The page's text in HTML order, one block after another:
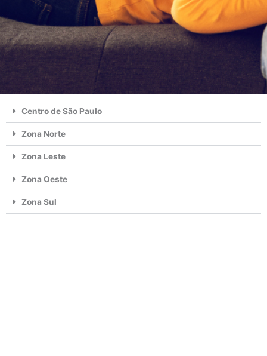
Centro de São Paulo
Zona Norte
Zona Leste
Zona Oeste
Zona Sul